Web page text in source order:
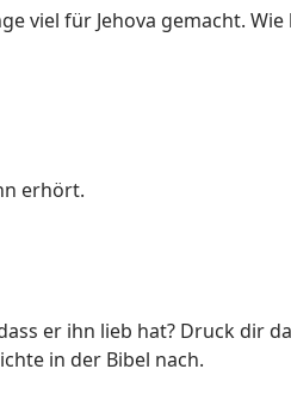
viel für Jehova gemacht.
erhört.
er ihn lieb hat? Druck dir
in der Bibel nach.